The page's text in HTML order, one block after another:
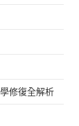
修復全解析